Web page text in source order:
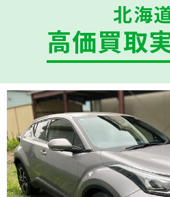
北海
高価買取